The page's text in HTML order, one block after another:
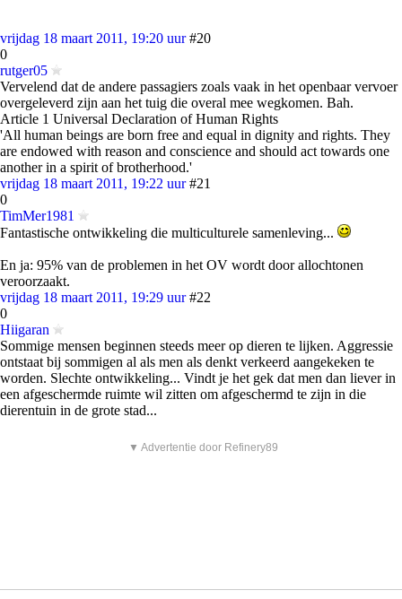
vrijdag 18 maart 2011, 19:20 uur #20
0
rutger05
Vervelend dat de andere passagiers zoals vaak in het openbaar vervoer
overgeleverd zijn aan het tuig die overal mee wegkomen. Bah.
Article 1 Universal Declaration of Human Rights
'All human beings are born free and equal in dignity and rights. They
are endowed with reason and conscience and should act towards one
another in a spirit of brotherhood.'
vrijdag 18 maart 2011, 19:22 uur #21
0
TimMer1981
Fantastische ontwikkeling die multiculturele samenleving...
En ja: 95% van de problemen in het OV wordt door allochtonen
veroorzaakt.
vrijdag 18 maart 2011, 19:29 uur #22
0
Hiigaran
Sommige mensen beginnen steeds meer op dieren te lijken. Aggressie
ontstaat bij sommigen al als men als denkt verkeerd aangekeken te
worden. Slechte ontwikkeling... Vindt je het gek dat men dan liever in
een afgeschermde ruimte wil zitten om afgeschermd te zijn in die
dierentuin in de grote stad...
▼ Advertentie door Refinery89